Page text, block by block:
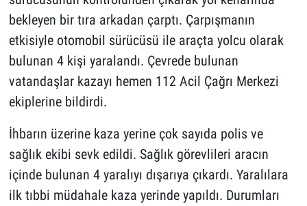
bekleyen bir tıra arkadan çarptı. Çarpışmanın
etkisiyle otomobil sürücüsü ile araçta yolcu olarak
bulunan 4 kişi yaralandı. Çevrede bulunan
vatandaşlar kazayı hemen 112 Acil Çağrı Merkezi
ekiplerine bildirdi.
İhbarın üzerine kaza yerine çok sayıda polis ve
sağlık ekibi sevk edildi. Sağlık görevlileri aracın
içinde bulunan 4 yaralıyı dışarıya çıkardı. Yaralılara
ilk tıbbi müdahale kaza yerinde yapıldı. Durumları